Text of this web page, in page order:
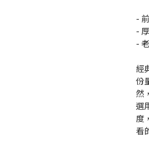
-
-
-
經
份
然
選
度
看